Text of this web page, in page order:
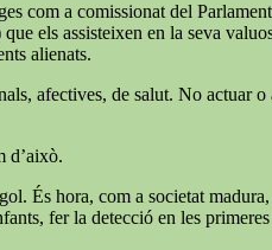
com a comissionat del
els assisteixen en la seva
alienats.
afectives, de salut. No actuar
d’això.
És hora, com a societat
fer la detecció en les